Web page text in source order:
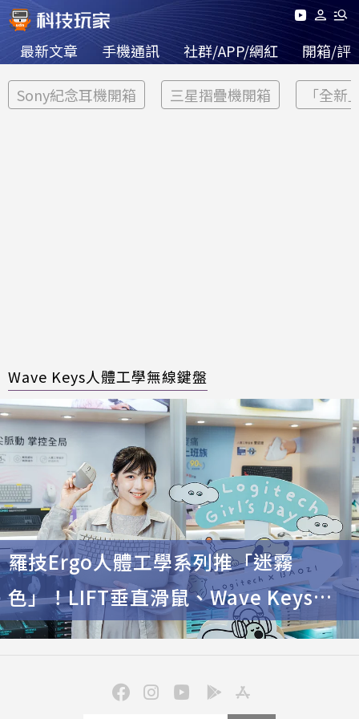
最新文章 手機通訊 社群/APP/網紅 開箱/評
Sony紀念耳機開箱 三星摺疊機開箱 「全新
Wave Keys人體工學無線鍵盤
羅技Ergo人體工學系列推「迷霧
色」！LIFT垂直滑鼠、Wave Keys鍵
盤釋放手部壓力